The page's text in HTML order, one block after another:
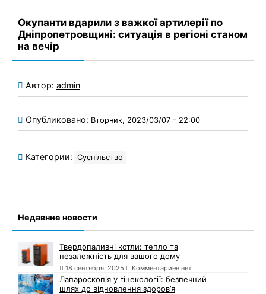
Окупанти вдарили з важкої артилерії по
Дніпропетровщині: ситуація в регіоні станом
на вечір
Автор: admin
Опубликовано: Вторник, 2023/03/07 - 22:00
Категории: Суспільство
Недавние новости
Твердопаливні котли: тепло та
незалежність для вашого дому
18 сентября, 2025 Комментариев нет
Лапароскопія у гінекології: безпечний
шлях до відновлення здоров’я